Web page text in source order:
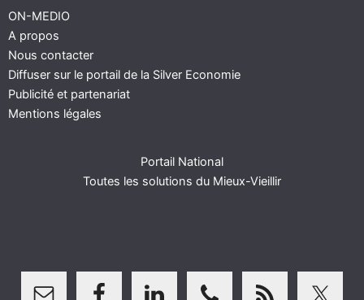
ON-MEDIO
A propos
Nous contacter
Diffuser sur le portail de la Silver Economie
Publicité et partenariat
Mentions légales
Portail National
Toutes les solutions du Mieux-Vieillir